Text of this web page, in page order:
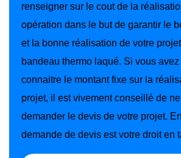
renseigner sur le cout de la
opération dans le but de garantir le
et la bonne réalisation de votre
bandeau thermo laqué. Si vous
connaitre le montant fixe sur la
projet, il est vivement conseillé de
demander le devis de votre projet.
demande de devis est votre droit en